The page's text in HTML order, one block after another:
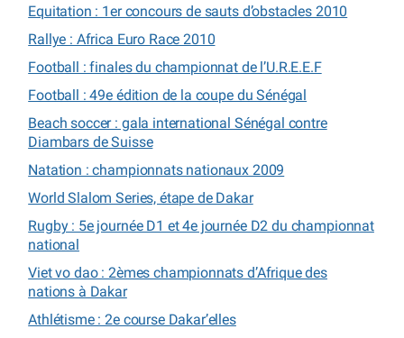
Equitation : 1er concours de sauts d’obstacles 2010
Rallye : Africa Euro Race 2010
Football : finales du championnat de l’U.R.E.E.F
Football : 49e édition de la coupe du Sénégal
Beach soccer : gala international Sénégal contre
Diambars de Suisse
Natation : championnats nationaux 2009
World Slalom Series, étape de Dakar
Rugby : 5e journée D1 et 4e journée D2 du championnat
national
Viet vo dao : 2èmes championnats d’Afrique des
nations à Dakar
Athlétisme : 2e course Dakar’elles